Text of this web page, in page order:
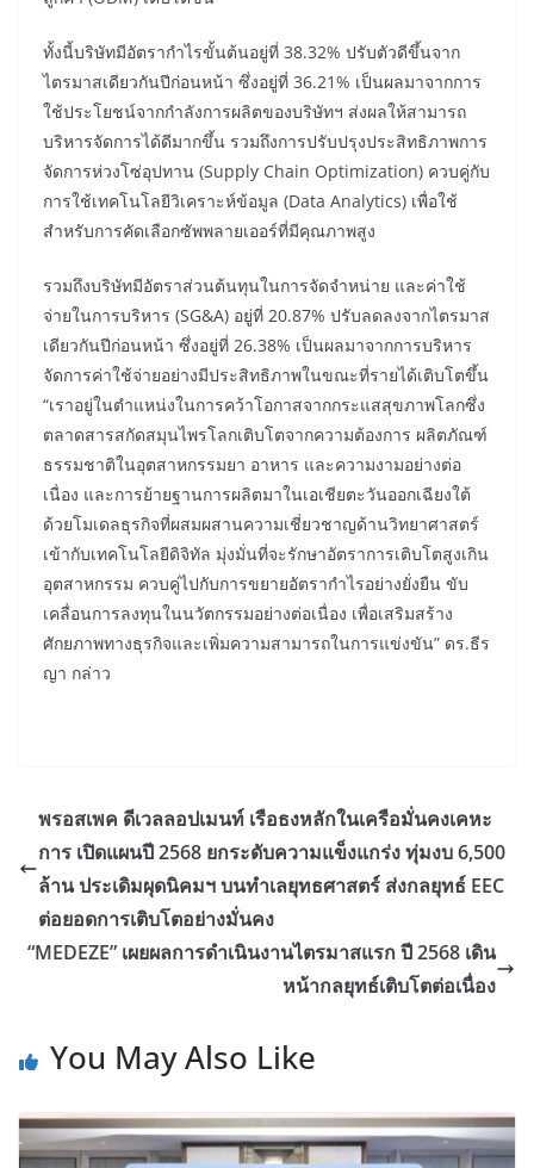
ทั้งนี้บริษัทมีอัตรากำไรขั้นต้นอยู่ที่ 38.32% ปรับตัวดีขึ้นจาก
ไตรมาสเดียวกันปีก่อนหน้า ซึ่งอยู่ที่ 36.21% เป็นผลมาจากการ
ใช้ประโยชน์จากกำลังการผลิตของบริษัทฯ ส่งผลให้สามารถ
บริหารจัดการได้ดีมากขึ้น รวมถึงการปรับปรุงประสิทธิภาพการ
จัดการห่วงโซ่อุปทาน (Supply Chain Optimization) ควบคู่กับ
การใช้เทคโนโลยีวิเคราะห์ข้อมูล (Data Analytics) เพื่อใช้
สำหรับการคัดเลือกซัพพลายเออร์ที่มีคุณภาพสูง
รวมถึงบริษัทมีอัตราส่วนต้นทุนในการจัดจำหน่าย และค่าใช้
จ่ายในการบริหาร (SG&A) อยู่ที่ 20.87% ปรับลดลงจากไตรมาส
เดียวกันปีก่อนหน้า ซึ่งอยู่ที่ 26.38% เป็นผลมาจากการบริหาร
จัดการค่าใช้จ่ายอย่างมีประสิทธิภาพในขณะที่รายได้เติบโตขึ้น
“เราอยู่ในตำแหน่งในการคว้าโอกาสจากกระแสสุขภาพโลกซึ่ง
ตลาดสารสกัดสมุนไพรโลกเติบโตจากความต้องการ ผลิตภัณฑ์
ธรรมชาติในอุตสาหกรรมยา อาหาร และความงามอย่างต่อ
เนื่อง และการย้ายฐานการผลิตมาในเอเชียตะวันออกเฉียงใต้
ด้วยโมเดลธุรกิจที่ผสมผสานความเชี่ยวชาญด้านวิทยาศาสตร์
เข้ากับเทคโนโลยีดิจิทัล มุ่งมั่นที่จะรักษาอัตราการเติบโตสูงเกิน
อุตสาหกรรม ควบคู่ไปกับการขยายอัตรากำไรอย่างยั่งยืน ขับ
เคลื่อนการลงทุนในนวัตกรรมอย่างต่อเนื่อง เพื่อเสริมสร้าง
ศักยภาพทางธุรกิจและเพิ่มความสามารถในการแข่งขัน” ดร.ธีร
ญา กล่าว
พรอสเพค ดีเวลลอปเมนท์ เรือธงหลักในเครือมั่นคงเคหะ
การ เปิดแผนปี 2568 ยกระดับความแข็งแกร่ง ทุ่มงบ 6,500
ล้าน ประเดิมผุดนิคมฯ บนทำเลยุทธศาสตร์ ส่งกลยุทธ์ EEC
ต่อยอดการเติบโตอย่างมั่นคง
“MEDEZE” เผยผลการดำเนินงานไตรมาสแรก ปี 2568 เดิน
หน้ากลยุทธ์เติบโตต่อเนื่อง
You May Also Like